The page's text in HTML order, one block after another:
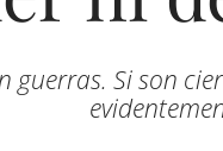
guerras. Si son